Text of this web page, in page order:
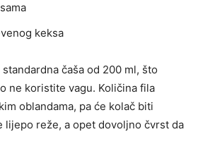
keksa
čaša od 200 ml, što
ne koristite vagu. Količina fila
oblandama, pa će kolač biti
lijepo reže, a opet dovoljno čvrst da